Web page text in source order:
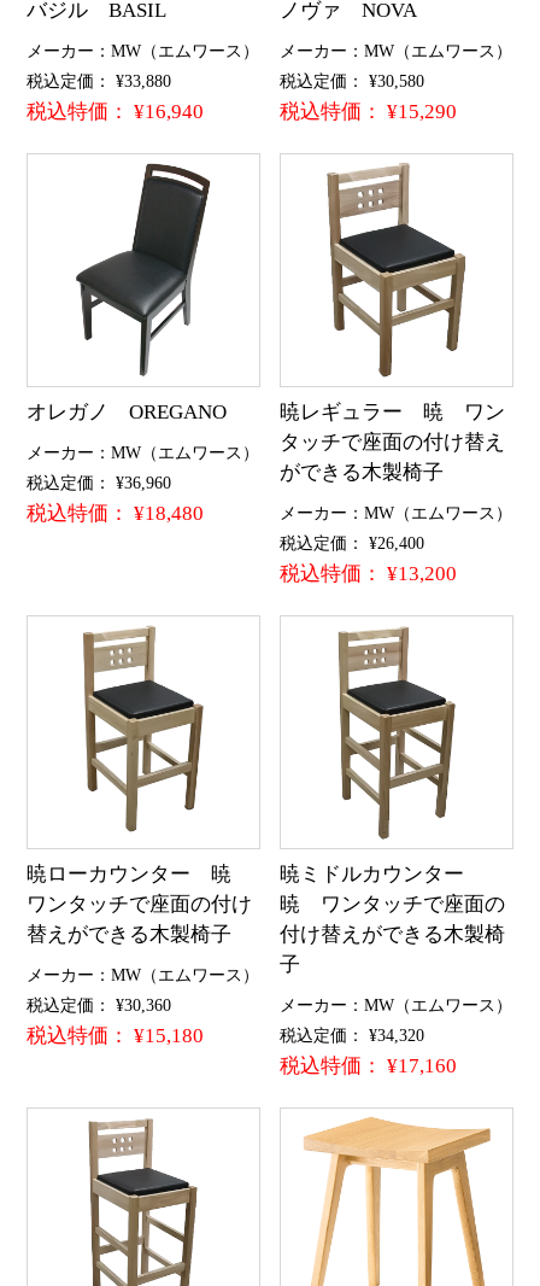
バジル BASIL
メーカー：MW（エムワース）
税込定価： ¥33,880
税込特価： ¥16,940
ノヴァ NOVA
メーカー：MW（エムワース）
税込定価： ¥30,580
税込特価： ¥15,290
オレガノ OREGANO
メーカー：MW（エムワース）
税込定価： ¥36,960
税込特価： ¥18,480
暁レギュラー 暁 ワン
タッチで座面の付け替え
ができる木製椅子
メーカー：MW（エムワース）
税込定価： ¥26,400
税込特価： ¥13,200
暁ローカウンター 暁
ワンタッチで座面の付け
替えができる木製椅子
メーカー：MW（エムワース）
税込定価： ¥30,360
税込特価： ¥15,180
暁ミドルカウンター
暁 ワンタッチで座面の
付け替えができる木製椅
子
メーカー：MW（エムワース）
税込定価： ¥34,320
税込特価： ¥17,160